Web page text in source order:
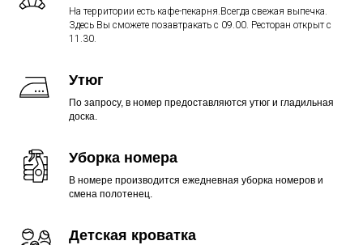
На территории есть кафе-пекарня.Всегда свежая выпечка.
Здесь Вы сможете позавтракать с 09.00. Ресторан открыт с
11.30.
Утюг
По запросу, в номер предоставляются утюг и гладильная
доска.
Уборка номера
В номере производится ежедневная уборка номеров и
смена полотенец.
Детская кроватка